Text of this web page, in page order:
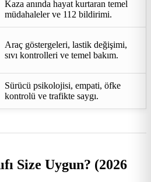
Kaza anında hayat kurtaran temel
müdahaleler ve 112 bildirimi.
Araç göstergeleri, lastik değişimi,
sıvı kontrolleri ve temel bakım.
Sürücü psikolojisi, empati, öfke
kontrolü ve trafikte saygı.
Size Uygun? (2026